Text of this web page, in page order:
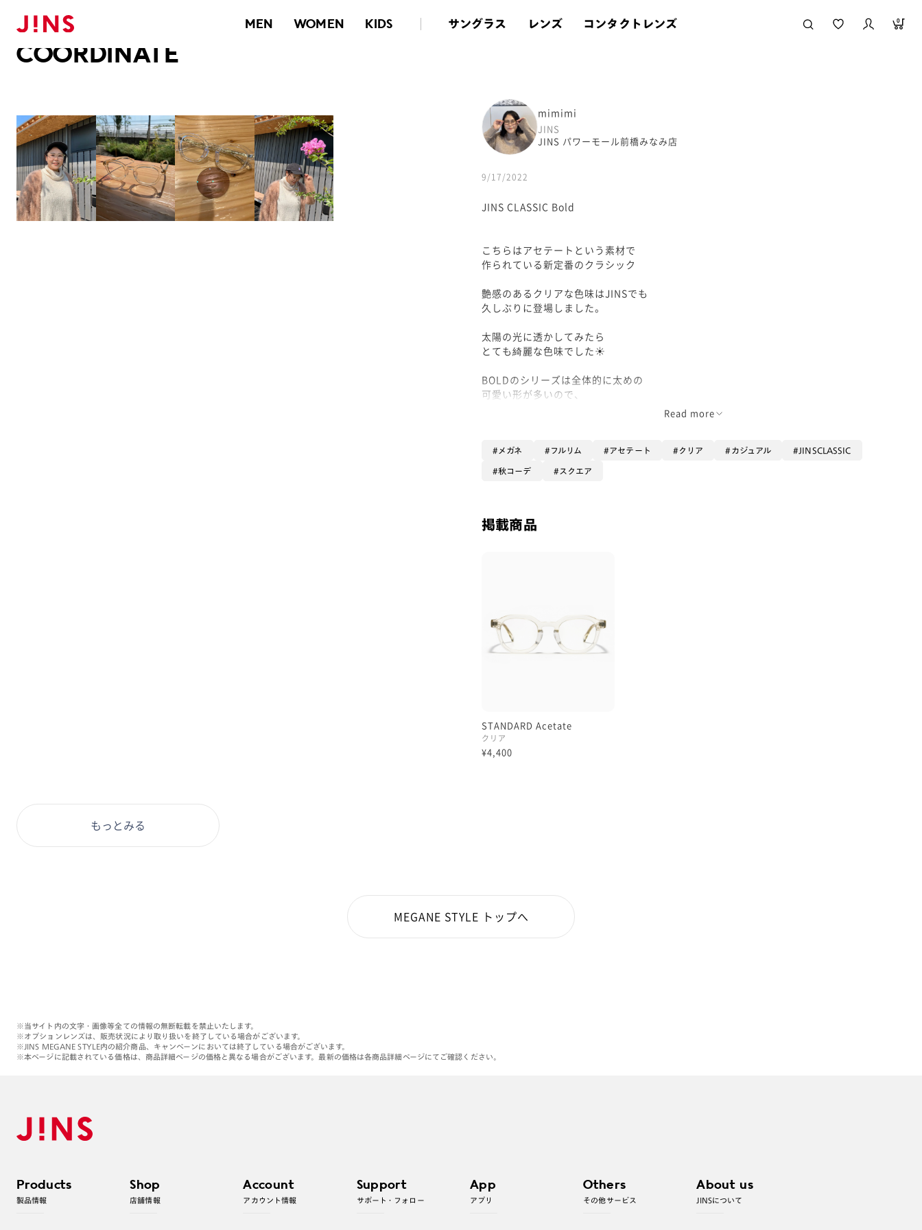
MEN WOMEN KIDS サングラス レンズ コンタクトレンズ 0
メガネのJINS TOP
COORDINATE
mimimi
JINS
JINS パワーモール前橋みなみ店
9/17/2022
JINS CLASSIC Bold
こちらはアセテートという素材で
作られている新定番のクラシック
艶感のあるクリアな色味はJINSでも
久しぶりに登場しました。
太陽の光に透かしてみたら
とても綺麗な色味でした☀️
BOLDのシリーズは全体的に太めの
可愛い形が多いので、
このフレームに合うレンズ
しっかり西日対策がオススメです🔥
Read more
メガネ フルリム アセテート クリア カジュアル JINSCLASSIC
秋コーデ スクエア
掲載商品
STANDARD Acetate
クリア
¥4,400
もっとみる
MEGANE STYLE トップへ
※当サイト内の文字・画像等全ての情報の無断転載を禁止いたします。
※オプションレンズは、販売状況により取り扱いを終了している場合がございます。
※JINS MEGANE STYLE内の紹介商品、キャンペーンにおいては終了している場合がございます。
※本ページに記載されている価格は、商品詳細ページの価格と異なる場合がございます。最新の価格は各商品詳細ページにてご確認ください。
Products
製品情報
Shop
店舗情報
Account
アカウント情報
Support
サポート・フォロー
App
アプリ
Others
その他サービス
About us
JINSについて